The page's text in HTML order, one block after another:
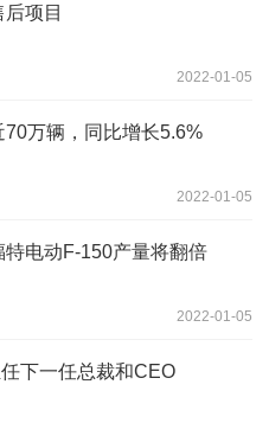
项目
2022-01-05
万辆，同比增长5.6%
2022-01-05
电动F-150产量将翻倍
2022-01-05
下一任总裁和CEO